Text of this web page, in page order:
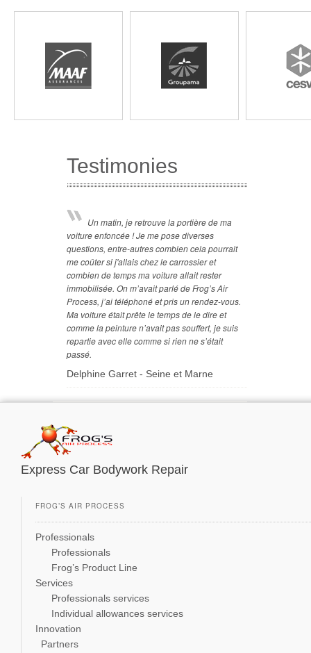
Testimonies
Un matin, je retrouve la portière de ma
voiture enfoncée ! Je me pose diverses
questions, entre-autres combien cela pourrait
me coûter si j'allais chez le carrossier et
combien de temps ma voiture allait rester
immobilisée. On m’avait parlé de Frog’s Air
Process, j’ai téléphoné et pris un rendez-vous.
Ma voiture était prête le temps de le dire et
comme la peinture n’avait pas souffert, je suis
repartie avec elle comme si rien ne s’était
passé.
Delphine Garret - Seine et Marne
Express Car Bodywork Repair
FROG’S AIR PROCESS
Professionals
Professionals
Frog’s Product Line
Services
Professionals services
Individual allowances services
Innovation
Partners